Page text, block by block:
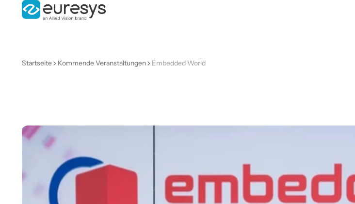
Startseite Kommende Veranstaltungen Embedded World
World